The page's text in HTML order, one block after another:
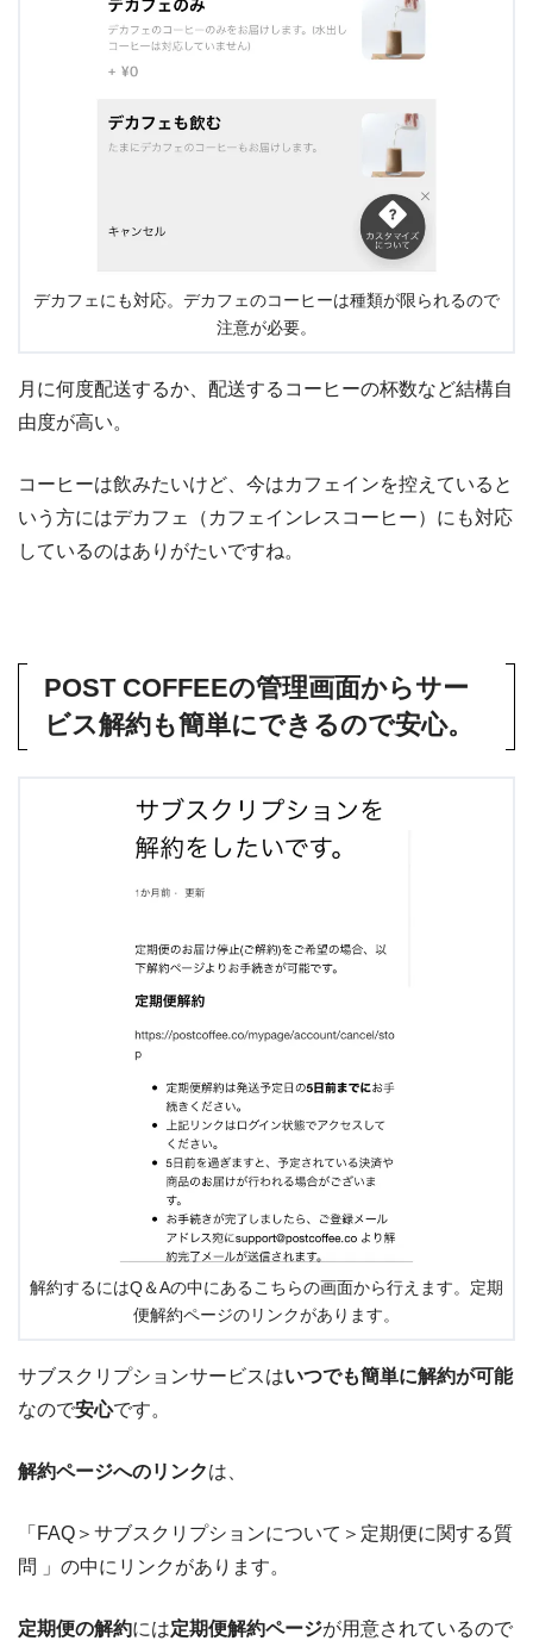
デカフェにも対応。デカフェのコーヒーは種類が限られるので
注意が必要。
月に何度配送するか、配送するコーヒーの杯数など結構自
由度が高い。
コーヒーは飲みたいけど、今はカフェインを控えていると
いう方にはデカフェ（カフェインレスコーヒー）にも対応
しているのはありがたいですね。
POST COFFEEの管理画面からサー
ビス解約も簡単にできるので安心。
解約するにはQ＆Aの中にあるこちらの画面から行えます。定期
便解約ページのリンクがあります。
サブスクリプションサービスはいつでも簡単に解約が可能
なので安心です。
解約ページへのリンクは、
「FAQ＞サブスクリプションについて＞定期便に関する質
問 」の中にリンクがあります。
定期便の解約には定期便解約ページが用意されているので